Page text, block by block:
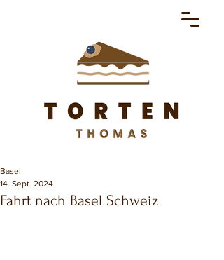
Fahrt nach Basel Schweiz
Basel
14. Sept. 2024